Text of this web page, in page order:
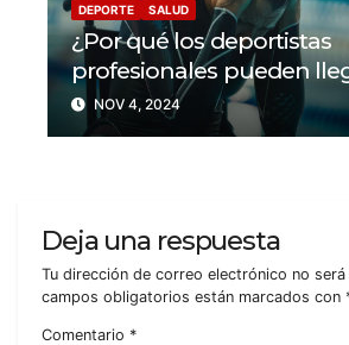
DEPORTE SALUD
¿Por qué los deportistas
profesionales pueden
problemas con su salud
NOV 4, 2024
Deja una respuesta
Tu dirección de correo electrónico no será
campos obligatorios están marcados con
Comentario *